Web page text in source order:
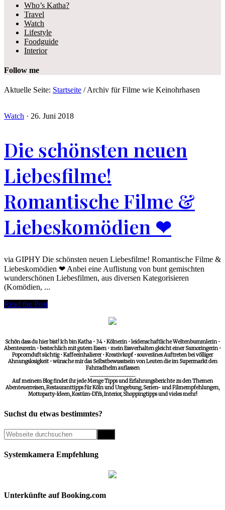
Who’s Katha?
Travel
Watch
Lifestyle
Foodguide
Interior
Follow me
Aktuelle Seite: Startseite /Archiv für Filme wie Keinohrhasen
Watch · 26. Juni 2018
Die schönsten neuen
Liebesfilme!
Romantische Filme &
Liebeskomödien ❤
via GIPHY Die schönsten neuen Liebesfilme! Romantische Filme &
Liebeskomödien ❤ Anbei eine Auflistung von bunt gemischten
wunderschönen Liebesfilmen, aus diversen Kategorisieren
(Komödien, ...
Read the Post
Schön dass du hier bist! Ich bin Katha • 34 • Kölnerin • leidenschaftliche Weltenbummlerin •
Abenteurerin • bestechlich mit gutem Essen • mein Essverhalten gleicht einer Sumoringerin •
Popcornduft süchtig • Kaffeeinhalierer • Kreativkopf • souveränes Auftreten bei völliger
Ahnungslosigkeit • wünsche mir das Selbstbewusstsein von Leuten die im Supermarkt den
Fahrradhelm auflassen
__________________
Auf meinem Blog findet ihr jede Menge Tipps und Erfahrungsberichte zu den Themen
Abenteuerreisen, Restauranttipps für Köln und Umgebung, Serien- und Filmempfehlungen,
Mottoparty-Ideen, Kostüm-DIYs, Interior, Shoppingtipps und vieles mehr!
Suchst du etwas bestimmtes?
Systemkamera Empfehlung
Unterkünfte auf Booking.com